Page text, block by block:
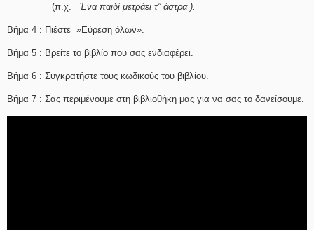
(π.χ. Ένα παιδί μετράει τ” άστρα ).
Βήμα 4 : Πιέστε »Εύρεση όλων».
Βήμα 5 : Βρείτε το βιβλίο που σας ενδιαφέρει.
Βήμα 6 : Συγκρατήστε τους κωδικούς του βιβλίου.
Βήμα 7 : Σας περιμένουμε στη βιβλιοθήκη μας για να σας το δανείσουμε.